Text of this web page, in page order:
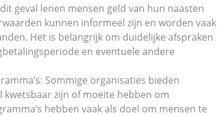
geval lenen mensen geld van hun naasten
kunnen informeel zijn en worden vaak
Het is belangrijk om duidelijke afspraken
en eventuele andere
Sommige organisaties bieden
zijn of moeite hebben om
hebben vaak als doel om mensen te